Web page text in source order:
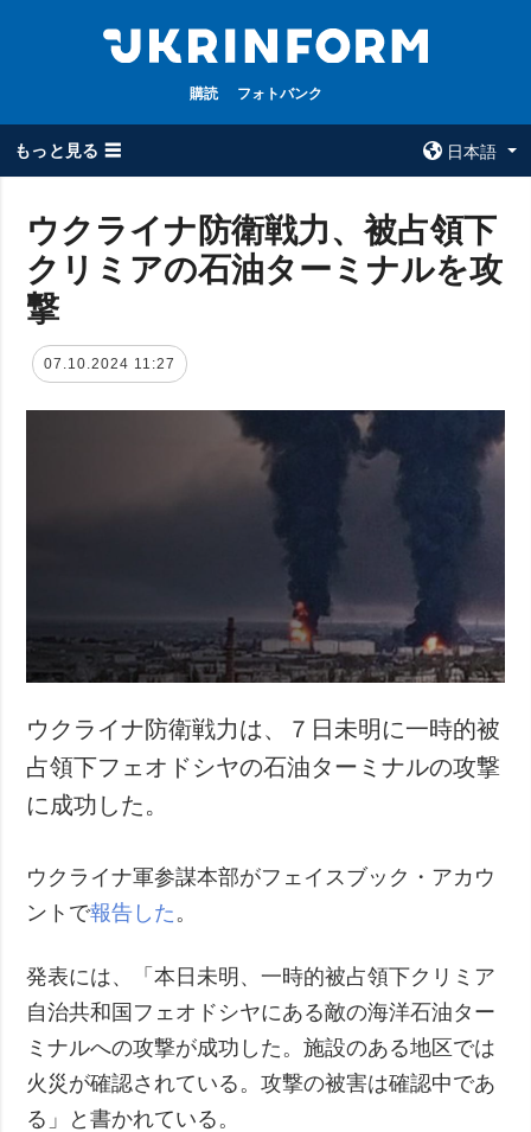
購読 フォトバンク
もっと見る ☰
日本語
全てのトピック
政治
経済・復興
ウクルインフォ
追加
特集
インタビュー
写真
動画
サービス
購読
フォトバンク
ウクライナ防衛戦力、被占領下
クリミアの石油ターミナルを攻
撃
07.10.2024 11:27
ウクライナ防衛戦力は、７日未明に一時的被
占領下フェオドシヤの石油ターミナルの攻撃
に成功した。
ウクライナ軍参謀本部がフェイスブック・アカウ
ントで報告した 。
発表には、「本日未明、一時的被占領下クリミア
自治共和国フェオドシヤにある敵の海洋石油ター
ミナルへの攻撃が成功した。施設のある地区では
火災が確認されている。攻撃の被害は確認中であ
る」と書かれている。